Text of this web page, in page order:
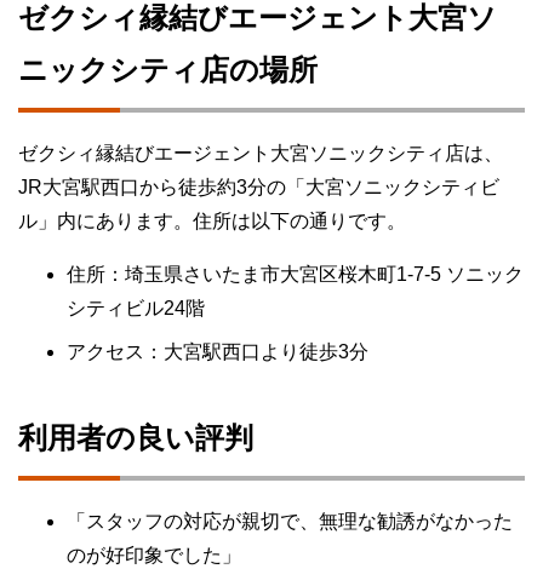
ゼクシィ縁結びエージェント大宮ソ
ニックシティ店の場所
ゼクシィ縁結びエージェント大宮ソニックシティ店は、
JR大宮駅西口から徒歩約3分の「大宮ソニックシティビ
ル」内にあります。住所は以下の通りです。
住所：埼玉県さいたま市大宮区桜木町1-7-5 ソニック
シティビル24階
アクセス：大宮駅西口より徒歩3分
利用者の良い評判
「スタッフの対応が親切で、無理な勧誘がなかった
のが好印象でした」